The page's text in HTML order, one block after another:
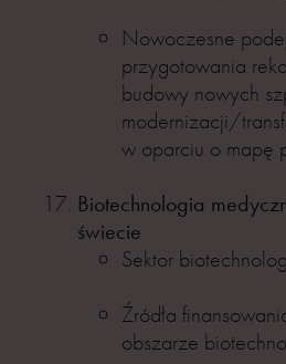
Nowoczesne
przygotowania
budowy nowych
modernizacji/
w oparciu o mapę
Biotechnologia
świecie
Sektor
Źródła
obszarze